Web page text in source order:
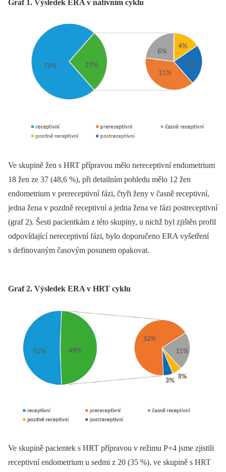
Graf 1. Výsledek ERA v nativním cyklu
Ve skupině žen s HRT přípravou mělo nereceptivní endometrium
18 žen ze 37 (48,6 %), při detailním pohledu mělo 12 žen
endometrium v prereceptivní fázi, čtyři ženy v časně receptivní,
jedna žena v pozdně receptivní a jedna žena ve fázi postreceptivní
(graf 2). Šesti pacientkám z této skupiny, u nichž byl zjištěn profil
odpovídající nereceptivní fázi, bylo doporučeno ERA vyšetření
s definovaným časovým posunem opakovat.
Graf 2. Výsledek ERA v HRT cyklu
Ve skupině pacientek s HRT přípravou v režimu P+4 jsme zjistili
receptivní endometrium u sedmi z 20 (35 %), ve skupině s HRT